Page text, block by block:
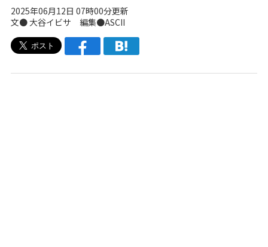
2025年06月12日 07時00分更新
文● 大谷イビサ 編集●ASCII